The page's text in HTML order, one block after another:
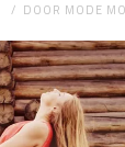
DOOR MODE